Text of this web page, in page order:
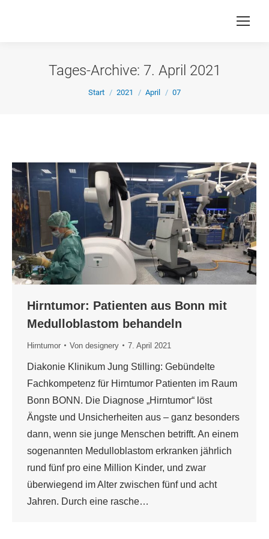
Tages-Archive: 7. April 2021
Sie befinden sich hier:
Start 2021 April 07
Hirntumor: Patienten aus Bonn mit
Medulloblastom behandeln
Hirntumor Von designery 7. April 2021
Diakonie Klinikum Jung Stilling: Gebündelte
Fachkompetenz für Hirntumor Patienten im Raum
Bonn BONN. Die Diagnose „Hirntumor“ löst
Ängste und Unsicherheiten aus – ganz besonders
dann, wenn sie junge Menschen betrifft. An einem
sogenannten Medulloblastom erkranken jährlich
rund fünf pro eine Million Kinder, und zwar
überwiegend im Alter zwischen fünf und acht
Jahren. Durch eine rasche…